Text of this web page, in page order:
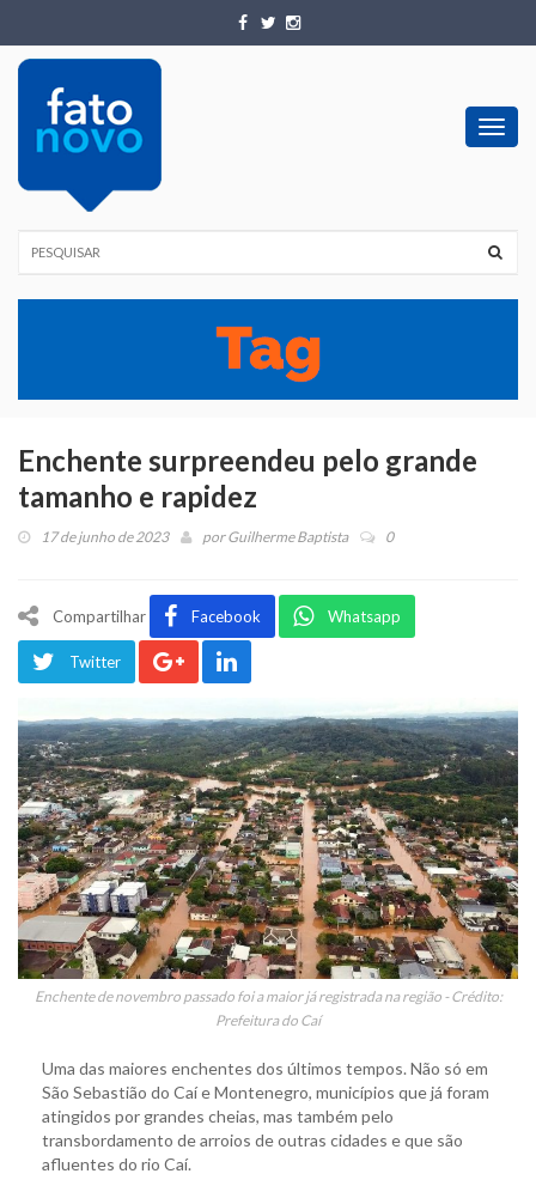
Enchente surpreendeu pelo grande
tamanho e rapidez
17 de junho de 2023 porGuilherme Baptista 0
Compartilhar Facebook Whatsapp
Twitter
Enchente de novembro passado foi a maior já registrada na região - Crédito:
Prefeitura do Caí
Uma das maiores enchentes dos últimos tempos. Não só em
São Sebastião do Caí e Montenegro, municípios que já foram
atingidos por grandes cheias, mas também pelo
transbordamento de arroios de outras cidades e que são
afluentes do rio Caí.